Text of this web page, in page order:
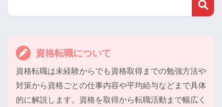
資格転職について
資格転職は未経験からでも資格取得までの勉強方法や
対策から資格ごとの仕事内容や平均給与などまで具体
的に解説します。資格を取得から転職活動まで幅広く